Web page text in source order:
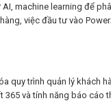
machine learning để
việc đầu tư vào
quy trình quản lý khách
365 và tính năng báo cáo